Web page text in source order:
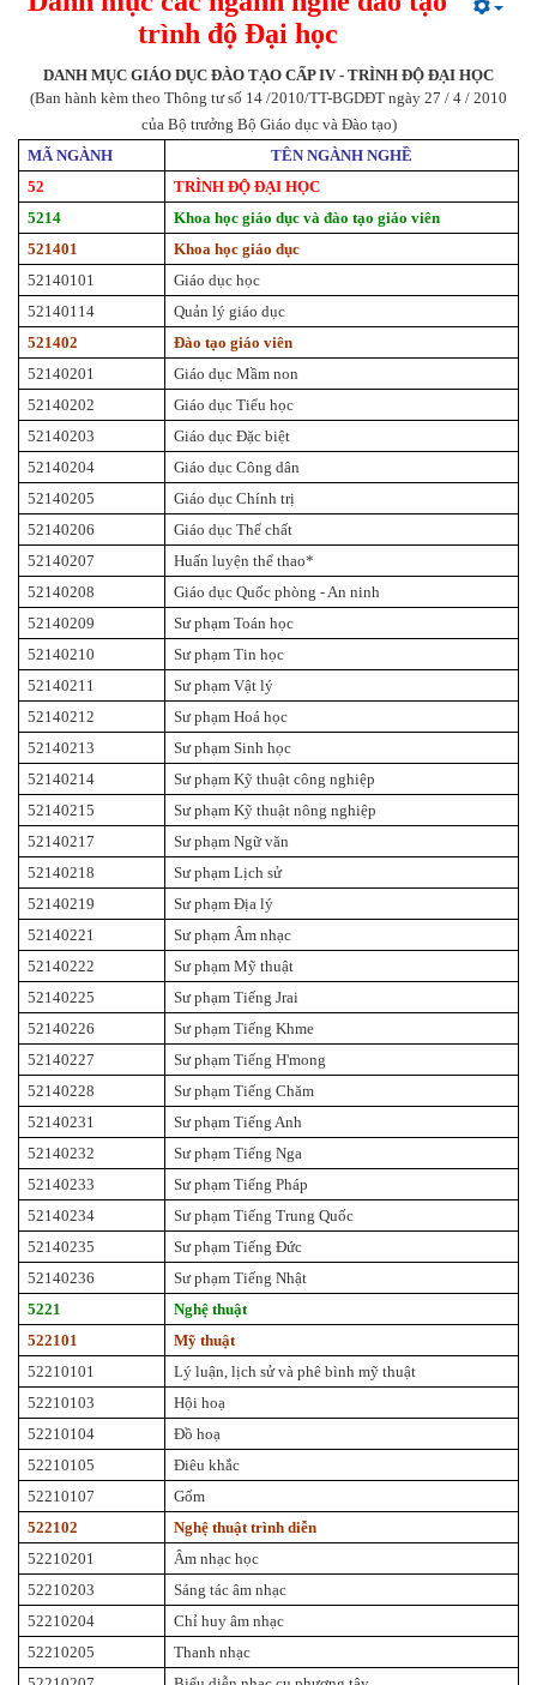
trình độ Đại học
DANH MỤC GIÁO DỤC ĐÀO TẠO CẤP IV - TRÌNH ĐỘ ĐẠI HỌC
(Ban hành kèm theo Thông tư số 14 /2010/TT-BGDĐT ngày 27 / 4 / 2010
của Bộ trưởng Bộ Giáo dục và Đào tạo)
MÃ NGÀNH
TÊN NGÀNH NGHỀ
52
TRÌNH ĐỘ ĐẠI HỌC
5214
Khoa học giáo dục và đào tạo giáo viên
521401
Khoa học giáo dục
52140101
Giáo dục học
52140114
Quản lý giáo dục
521402
Đào tạo giáo viên
52140201
Giáo dục Mầm non
52140202
Giáo dục Tiểu học
52140203
Giáo dục Đặc biệt
52140204
Giáo dục Công dân
52140205
Giáo dục Chính trị
52140206
Giáo dục Thể chất
52140207
Huấn luyện thể thao*
52140208
Giáo dục Quốc phòng - An ninh
52140209
Sư phạm Toán học
52140210
Sư phạm Tin học
52140211
Sư phạm Vật lý
52140212
Sư phạm Hoá học
52140213
Sư phạm Sinh học
52140214
Sư phạm Kỹ thuật công nghiệp
52140215
Sư phạm Kỹ thuật nông nghiệp
52140217
Sư phạm Ngữ văn
52140218
Sư phạm Lịch sử
52140219
Sư phạm Địa lý
52140221
Sư phạm Âm nhạc
52140222
Sư phạm Mỹ thuật
52140225
Sư phạm Tiếng Jrai
52140226
Sư phạm Tiếng Khme
52140227
Sư phạm Tiếng H'mong
52140228
Sư phạm Tiếng Chăm
52140231
Sư phạm Tiếng Anh
52140232
Sư phạm Tiếng Nga
52140233
Sư phạm Tiếng Pháp
52140234
Sư phạm Tiếng Trung Quốc
52140235
Sư phạm Tiếng Đức
52140236
Sư phạm Tiếng Nhật
5221
Nghệ thuật
522101
Mỹ thuật
52210101
Lý luận, lịch sử và phê bình mỹ thuật
52210103
Hội hoạ
52210104
Đồ hoạ
52210105
Điêu khắc
52210107
Gốm
522102
Nghệ thuật trình diễn
52210201
Âm nhạc học
52210203
Sáng tác âm nhạc
52210204
Chỉ huy âm nhạc
52210205
Thanh nhạc